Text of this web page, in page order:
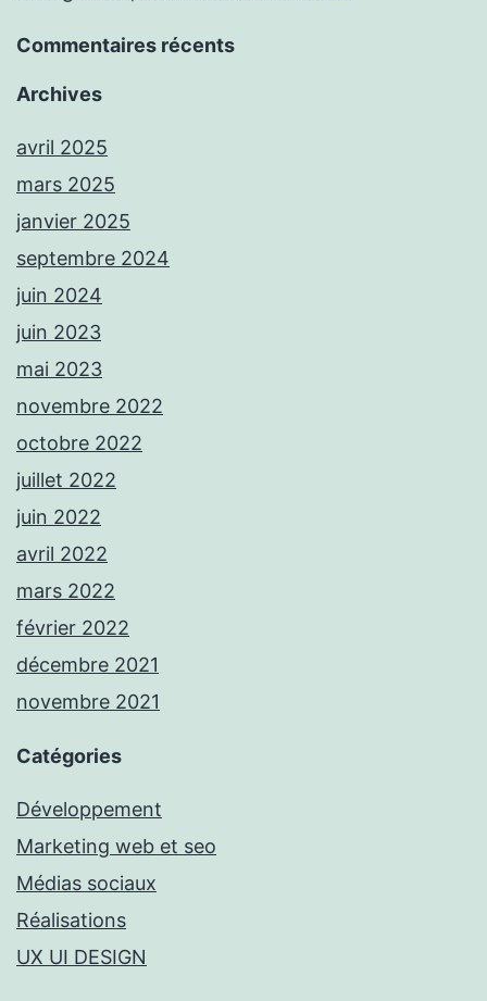
Commentaires récents
Archives
avril 2025
mars 2025
janvier 2025
septembre 2024
juin 2024
juin 2023
mai 2023
novembre 2022
octobre 2022
juillet 2022
juin 2022
avril 2022
mars 2022
février 2022
décembre 2021
novembre 2021
Catégories
Développement
Marketing web et seo
Médias sociaux
Réalisations
UX UI DESIGN